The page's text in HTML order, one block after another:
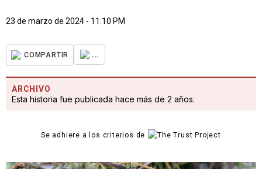
23 de marzo de 2024 - 11:10 PM
COMPARTIR ...
ARCHIVO
Esta historia fue publicada hace más de 2 años.
Se adhiere a los criterios de